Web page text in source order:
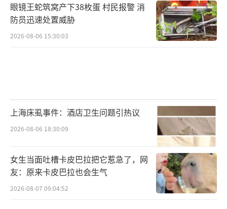
眼镜王蛇筑窝产下38枚蛋 村民报警 消
防员迅速处置威胁
2026-08-06 15:30:03
上海床虱事件：酒店卫生问题引热议
2026-08-06 18:30:09
女生当面吐槽卡皮巴拉把它惹急了，网
友：原来卡皮巴拉也会生气
2026-08-07 09:04:52